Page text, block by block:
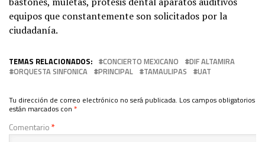
equipos que constantemente son solicitados por la
ciudadanía.
TEMAS RELACIONADOS: CONCIERTO MEXICANO
DIF ALTAMIRA
ORQUESTA SINFONICA
PRINCIPAL TAMAULIPAS UAT
Tu dirección de correo electrónico no será publicada. Los campos obligatorios
están marcados con *
Comentario*